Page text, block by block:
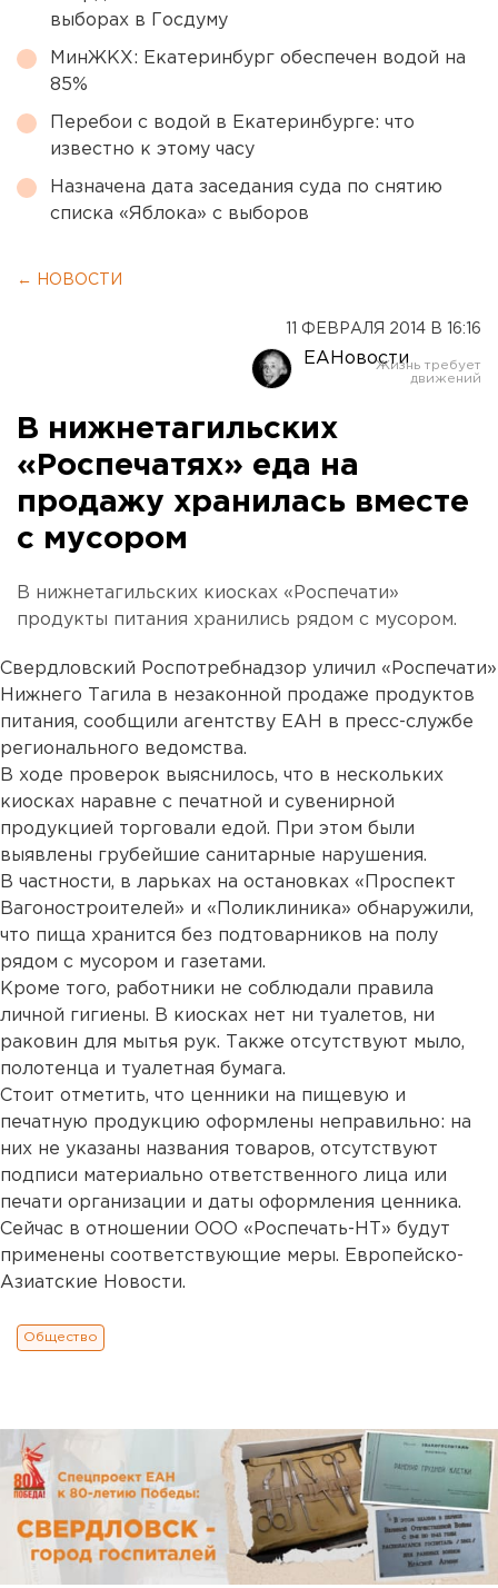
выборах в Госдуму
МинЖКХ: Екатеринбург обеспечен водой на
85%
Перебои с водой в Екатеринбурге: что
известно к этому часу
Назначена дата заседания суда по снятию
списка «Яблока» с выборов
← НОВОСТИ
11 ФЕВРАЛЯ 2014 В 16:16
ЕАНовости
В нижнетагильских
«Роспечатях» еда на
продажу хранилась вместе
с мусором
В нижнетагильских киосках «Роспечати»
продукты питания хранились рядом с мусором.
Свердловский Роспотребнадзор уличил «Роспечати»
Нижнего Тагила в незаконной продаже продуктов
питания, сообщили агентству ЕАН в пресс-службе
регионального ведомства.
В ходе проверок выяснилось, что в нескольких
киосках наравне с печатной и сувенирной
продукцией торговали едой. При этом были
выявлены грубейшие санитарные нарушения.
В частности, в ларьках на остановках «Проспект
Вагоностроителей» и «Поликлиника» обнаружили,
что пища хранится без подтоварников на полу
рядом с мусором и газетами.
Кроме того, работники не соблюдали правила
личной гигиены. В киосках нет ни туалетов, ни
раковин для мытья рук. Также отсутствуют мыло,
полотенца и туалетная бумага.
Стоит отметить, что ценники на пищевую и
печатную продукцию оформлены неправильно: на
них не указаны названия товаров, отсутствуют
подписи материально ответственного лица или
печати организации и даты оформления ценника.
Сейчас в отношении ООО «Роспечать-НТ» будут
применены соответствующие меры. Европейско-
Азиатские Новости.
Общество